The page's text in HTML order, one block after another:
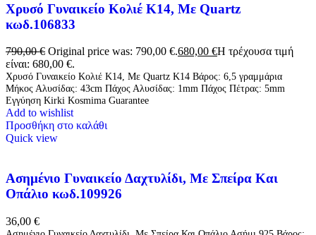
Χρυσό Γυναικείο Κολιέ Κ14, Με Quartz
κωδ.106833
790,00€ Original price was: 790,00 €.680,00 €Η τρέχουσα τιμή
είναι: 680,00 €.
Χρυσό Γυναικείο Κολιέ Κ14, Με Quartz Κ14 Βάρος: 6,5 γραμμάρια
Μήκος Αλυσίδας: 43cm Πάχος Αλυσίδας: 1mm Πάχος Πέτρας: 5mm
Εγγύηση Kirki Kosmima Guarantee
Add to wishlist
Προσθήκη στο καλάθι
Quick view
Ασημένιο Γυναικείο Δαχτυλίδι, Με Σπείρα Και
Οπάλιο κωδ.109926
36,00 €